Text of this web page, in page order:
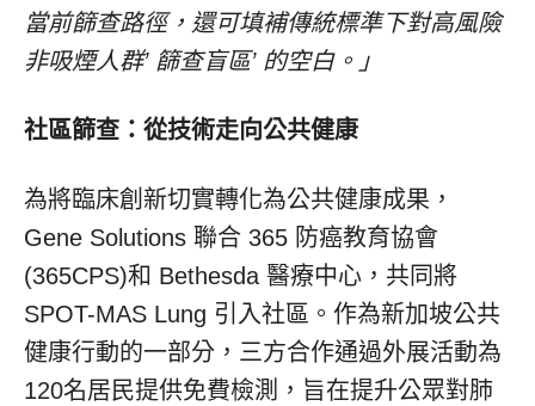
當前篩查路徑，還可填補傳統標準下對高風險
非吸煙人群’ 篩查盲區’ 的空白。」
社區篩查：從技術走向公共健康
為將臨床創新切實轉化為公共健康成果，
Gene Solutions 聯合 365 防癌教育協會
(365CPS)和 Bethesda 醫療中心，共同將
SPOT-MAS Lung 引入社區。作為新加坡公共
健康行動的一部分，三方合作通過外展活動為
120名居民提供免費檢測，旨在提升公眾對肺